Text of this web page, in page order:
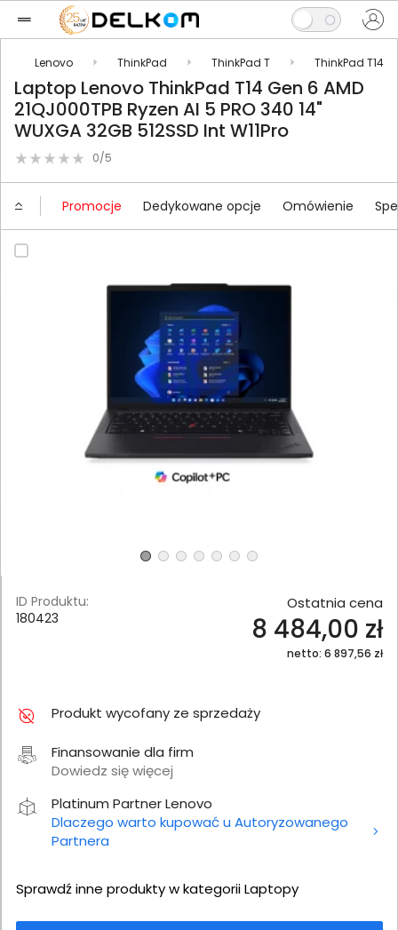
Lenovo ThinkPad ThinkPad T ThinkPad T14
Laptop Lenovo ThinkPad T14 Gen 6 AMD
21QJ000TPB Ryzen AI 5 PRO 340 14"
WUXGA 32GB 512SSD Int W11Pro
0/5
Promocje Dedykowane opcje Omówienie
ID Produktu:
180423
Ostatnia cena
8 484,00 zł
netto: 6 897,56 zł
Produkt wycofany ze sprzedaży
Finansowanie dla firm
Dowiedz się więcej
Platinum Partner Lenovo
Dlaczego warto kupować u Autoryzowanego
Partnera
Sprawdź inne produkty w kategorii Laptopy